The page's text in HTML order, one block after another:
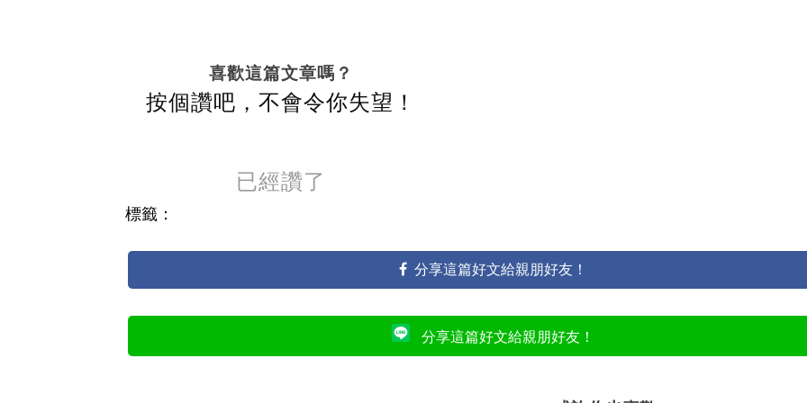
喜歡這篇文章嗎？
按個讚吧，不會令你失望！
已經讚了
標籤：
分享這篇好文給親朋好友！
分享這篇好文給親朋好友！